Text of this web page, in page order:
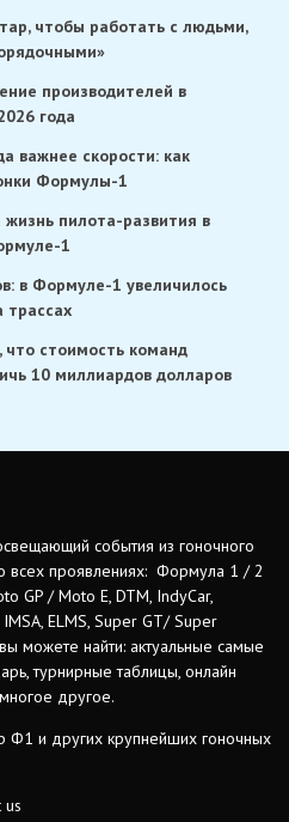
чтобы работать с людьми,
производителей в
года
важнее скорости: как
Формулы-1
пилота-развития в
1
в Формуле-1 увеличилось
трассах
что стоимость команд
10 миллиардов долларов
события из гоночного
всех проявлениях: Формула 1 / 2
GP / Moto E, DTM, IndyCar,
IMSA, ELMS, Super GT/ Super
можете найти: актуальные самые
турнирные таблицы, онлайн
другое.
Ф1 и других крупнейших гоночных